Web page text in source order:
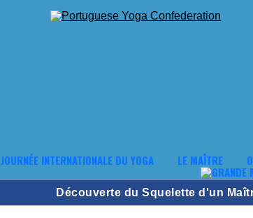
JOURNÉE INTERNATIONALE DU YOGA LE MAÎTRE
Découverte du Squelette d'un